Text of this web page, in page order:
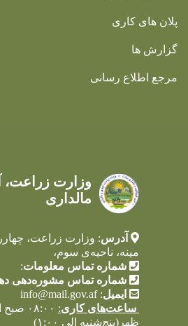
پلان های کاری
گزارش ها
مرجع اطلاع رسانی
وزارت زراعت،
مالداری
آدرس: وزارت زراعت،
مینه، ناحیه‌ی سوم،
شماره تماس معلومات: ۲۴۶۰ ۲۹۲ ۲۰
شماره تماس مشوره‌دهی
ایمیل:
info@mail.gov.af
ساعت‌های کاری:
ظهر(پنج‌شنبه الی ۱:۰۰)